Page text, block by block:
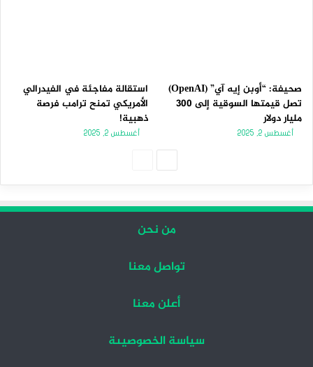
صحيفة: “أوبن إيه آي” (OpenAI)
تصل قيمتها السوقية إلى 300
مليار دولار
أغسطس 2, 2025
استقالة مفاجئة في الفيدرالي
الأمريكي تمنح ترامب فرصة
ذهبية!
أغسطس 2, 2025
من نحن
تواصل معنا
أعلن معنا
سياسة الخصوصيىة